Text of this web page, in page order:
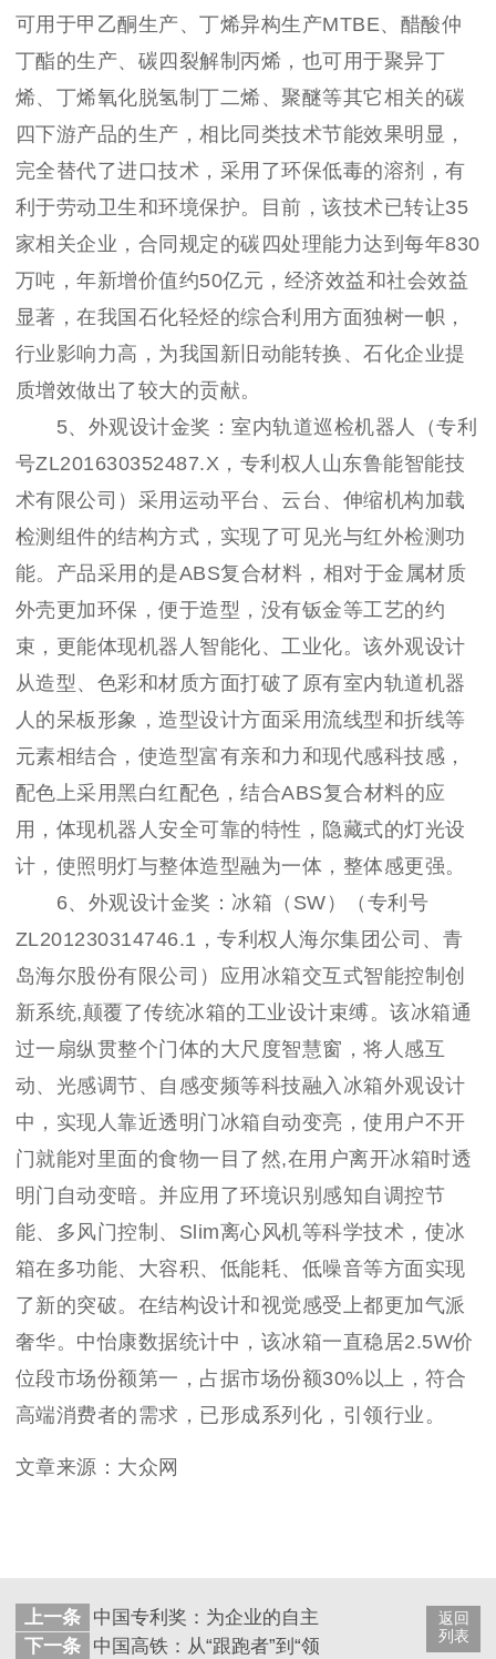
可用于甲乙酮生产、丁烯异构生产MTBE、醋酸仲
丁酯的生产、碳四裂解制丙烯，也可用于聚异丁
烯、丁烯氧化脱氢制丁二烯、聚醚等其它相关的碳
四下游产品的生产，相比同类技术节能效果明显，
完全替代了进口技术，采用了环保低毒的溶剂，有
利于劳动卫生和环境保护。目前，该技术已转让35
家相关企业，合同规定的碳四处理能力达到每年830
万吨，年新增价值约50亿元，经济效益和社会效益
显著，在我国石化轻烃的综合利用方面独树一帜，
行业影响力高，为我国新旧动能转换、石化企业提
质增效做出了较大的贡献。
5、外观设计金奖：室内轨道巡检机器人（专利
号ZL201630352487.X，专利权人山东鲁能智能技
术有限公司）采用运动平台、云台、伸缩机构加载
检测组件的结构方式，实现了可见光与红外检测功
能。产品采用的是ABS复合材料，相对于金属材质
外壳更加环保，便于造型，没有钣金等工艺的约
束，更能体现机器人智能化、工业化。该外观设计
从造型、色彩和材质方面打破了原有室内轨道机器
人的呆板形象，造型设计方面采用流线型和折线等
元素相结合，使造型富有亲和力和现代感科技感，
配色上采用黑白红配色，结合ABS复合材料的应
用，体现机器人安全可靠的特性，隐藏式的灯光设
计，使照明灯与整体造型融为一体，整体感更强。
6、外观设计金奖：冰箱（SW）（专利号
ZL201230314746.1，专利权人海尔集团公司、青
岛海尔股份有限公司）应用冰箱交互式智能控制创
新系统,颠覆了传统冰箱的工业设计束缚。该冰箱通
过一扇纵贯整个门体的大尺度智慧窗，将人感互
动、光感调节、自感变频等科技融入冰箱外观设计
中，实现人靠近透明门冰箱自动变亮，使用户不开
门就能对里面的食物一目了然,在用户离开冰箱时透
明门自动变暗。并应用了环境识别感知自调控节
能、多风门控制、Slim离心风机等科学技术，使冰
箱在多功能、大容积、低能耗、低噪音等方面实现
了新的突破。在结构设计和视觉感受上都更加气派
奢华。中怡康数据统计中，该冰箱一直稳居2.5W价
位段市场份额第一，占据市场份额30%以上，符合
高端消费者的需求，已形成系列化，引领行业。
文章来源：大众网
返回
列表
上一条
中国专利奖：为企业的自主创新“导航”
下一条
中国高铁：从“跟跑者”到“领跑者|自主创新引领